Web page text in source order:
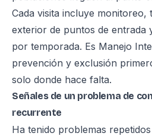
Cada visita incluye
exterior de puntos de entrada
por temporada. Es Manejo
prevención y exclusión
solo donde hace falta.
Señales de un problema de
recurrente
Ha tenido problemas